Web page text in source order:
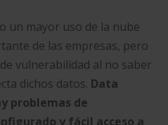
un mayor uso de la nube
de las empresas, pero
vulnerabilidad al no saber
dichos datos. Data
problemas de
y fácil acceso a